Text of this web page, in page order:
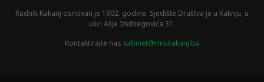
Rudnik Kakanj osnovan je 1902. godine. Sjedište Društva je u Kaknju, u
ulici Alije Izetbegovića 31.
Kontaktirajte nas kabinet@rmukakanj.ba